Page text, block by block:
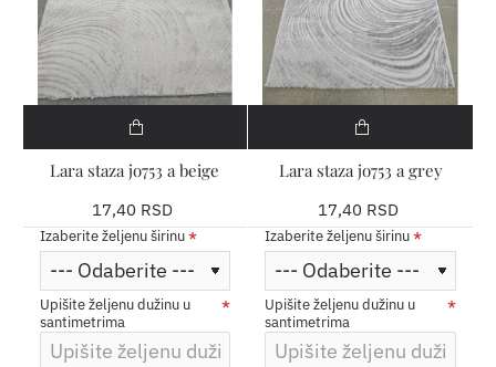
Lara staza jo753 a beige
17,40 RSD
Izaberite željenu širinu
Upišite željenu dužinu u
santimetrima
Lara staza jo753 a grey
17,40 RSD
Izaberite željenu širinu
Upišite željenu dužinu u
santimetrima